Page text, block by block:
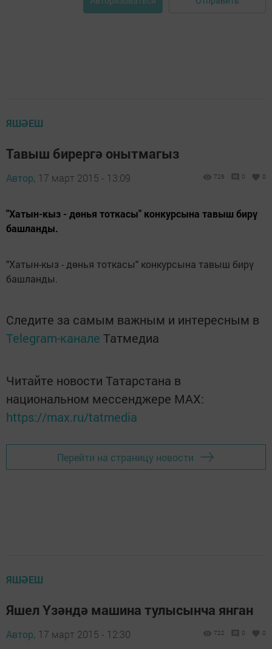
ЯШӘЕШ
Тавыш бирергә онытмагыз
Автор, 17 март 2015 - 13:09 726 0 0
"Хатын-кыз - дөнья тоткасы" конкурсына тавыш бирү
башланды.
"Хатын-кыз - дөнья тоткасы" конкурсына тавыш бирү
башланды.
Следите за самым важным и интересным в
Telegram-канале Татмедиа
Читайте новости Татарстана в
национальном мессенджере MАХ:
https://max.ru/tatmedia
Перейти на страницу новости
ЯШӘЕШ
Яшел Үзәндә машина тулысынча янган
Автор, 17 март 2015 - 12:30 722 0 0